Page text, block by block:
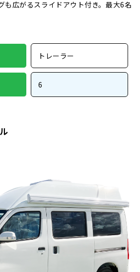
も広がるスライドアウト付き。最大6名
トレーラー
6